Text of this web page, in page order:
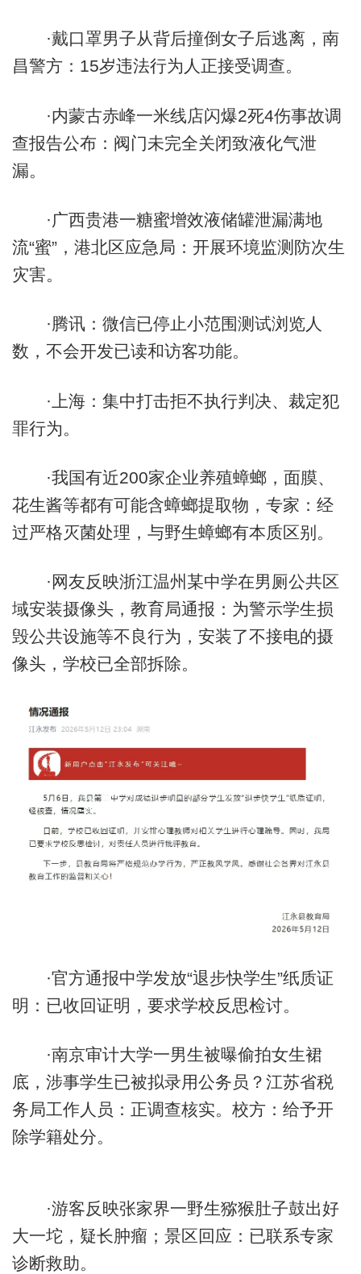
·戴口罩男子从背后撞倒女子后逃离，南
昌警方：15岁违法行为人正接受调查。
·内蒙古赤峰一米线店闪爆2死4伤事故调
查报告公布：阀门未完全关闭致液化气泄
漏。
·广西贵港一糖蜜增效液储罐泄漏满地
流“蜜”，港北区应急局：开展环境监测防次生
灾害。
·腾讯：微信已停止小范围测试浏览人
数，不会开发已读和访客功能。
·上海：集中打击拒不执行判决、裁定犯
罪行为。
·我国有近200家企业养殖蟑螂，面膜、
花生酱等都有可能含蟑螂提取物，专家：经
过严格灭菌处理，与野生蟑螂有本质区别。
·网友反映浙江温州某中学在男厕公共区
域安装摄像头，教育局通报：为警示学生损
毁公共设施等不良行为，安装了不接电的摄
像头，学校已全部拆除。
·官方通报中学发放“退步快学生”纸质证
明：已收回证明，要求学校反思检讨。
·南京审计大学一男生被曝偷拍女生裙
底，涉事学生已被拟录用公务员？江苏省税
务局工作人员：正调查核实。校方：给予开
除学籍处分。
·游客反映张家界一野生猕猴肚子鼓出好
大一坨，疑长肿瘤；景区回应：已联系专家
诊断救助。